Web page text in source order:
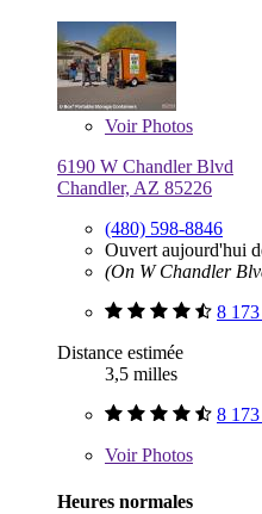
VoirPhotos
6190 W Chandler Blvd
Chandler, AZ 85226
(480) 598-8846
Ouvert aujourd'hui
(On W Chandler
8
Distance estimée
3,5 milles
8
VoirPhotos
Heures normales